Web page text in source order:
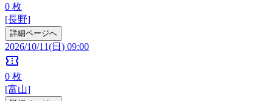
0 枚
[長野]
詳細ページへ
2026/10/11(日) 09:00
confirmation_number
0 枚
[富山]